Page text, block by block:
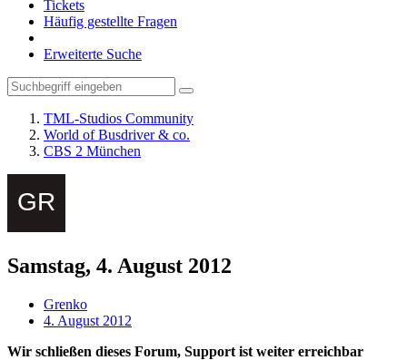
Tickets
Häufig gestellte Fragen
Erweiterte Suche
TML-Studios Community
World of Busdriver & co.
CBS 2 München
Samstag, 4. August 2012
Grenko
4. August 2012
Wir schließen dieses Forum, Support ist weiter erreichbar